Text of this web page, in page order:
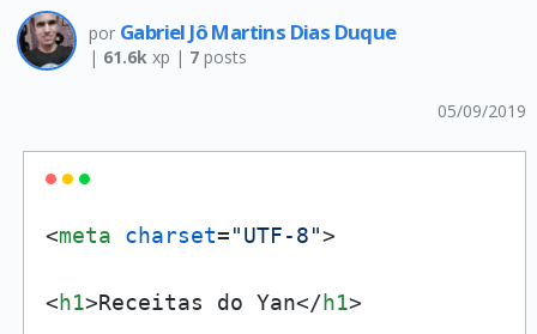
por Gabriel Jô Martins Dias Duque
| 61.6kxp | 7posts
05/09/2019
<meta charset="UTF-8">
<h1>Receitas do Yan</h1>